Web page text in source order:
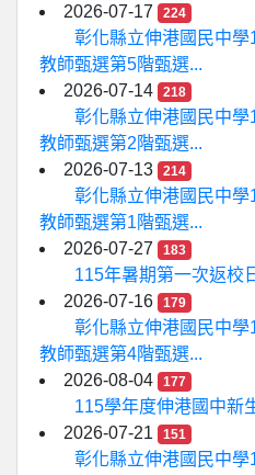
2026-07-17
224
彰化縣立伸港國民中
教師甄選第5階甄選...
2026-07-14
218
彰化縣立伸港國民中
教師甄選第2階甄選...
2026-07-13
214
彰化縣立伸港國民中
教師甄選第1階甄選...
2026-07-27
183
115年暑期第一次返校
2026-07-16
179
彰化縣立伸港國民中
教師甄選第4階甄選...
2026-08-04
177
115學年度伸港國中新
2026-07-21
151
彰化縣立伸港國民中